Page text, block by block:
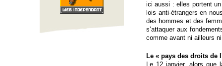
ici aussi : elles portent
lois anti-étrangers en
des hommes et des
s’attaquer aux
comme avant ni ailleurs
Le « pays des droits de
Le 12 janvier, alors que